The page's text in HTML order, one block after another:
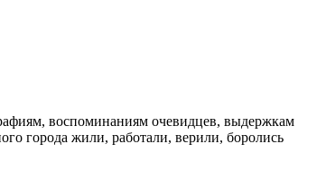
воспоминаниям очевидцев, выдержкам
города жили, работали, верили, боролись